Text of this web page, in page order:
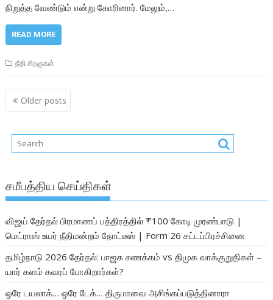
நிறுத்த வேண்டும் என்று கோரினார். மேலும்,…
READ MORE
நீதி சிறகுகள்
Posts
navigation
Older posts
சமீபத்திய செய்திகள்
விஜய் தேர்தல் பிரமாணப் பத்திரத்தில் ₹100 கோடி முரண்பாடு |
மெட்ராஸ் உயர் நீதிமன்றம் நோட்டீஸ் | Form 26 சட்டப்பிரச்சினை
தமிழ்நாடு 2026 தேர்தல்: பாஜக சுணக்கம் vs திமுக வாக்குறுதிகள் –
யார் களம் கவரப் போகிறார்கள்?
ஒரே டயலாக்… ஒரே டேக்… திருமாவை அசிங்கப்படுத்தினாரா